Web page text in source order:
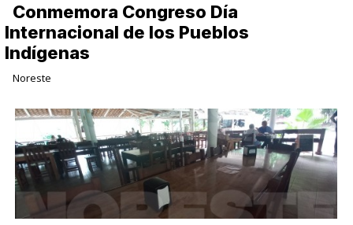
Conmemora Congreso Día
Internacional de los Pueblos
Indígenas
Noreste